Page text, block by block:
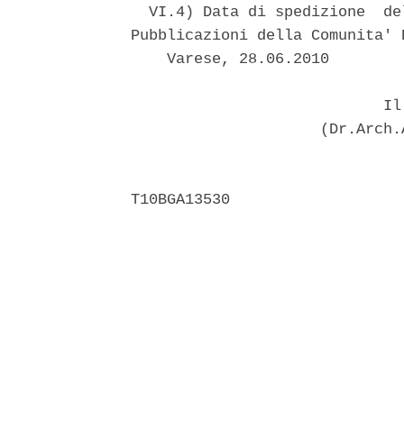
VI.4) Data di spedizione
Pubblicazioni della Comunita'
    Varese, 28.06.2010